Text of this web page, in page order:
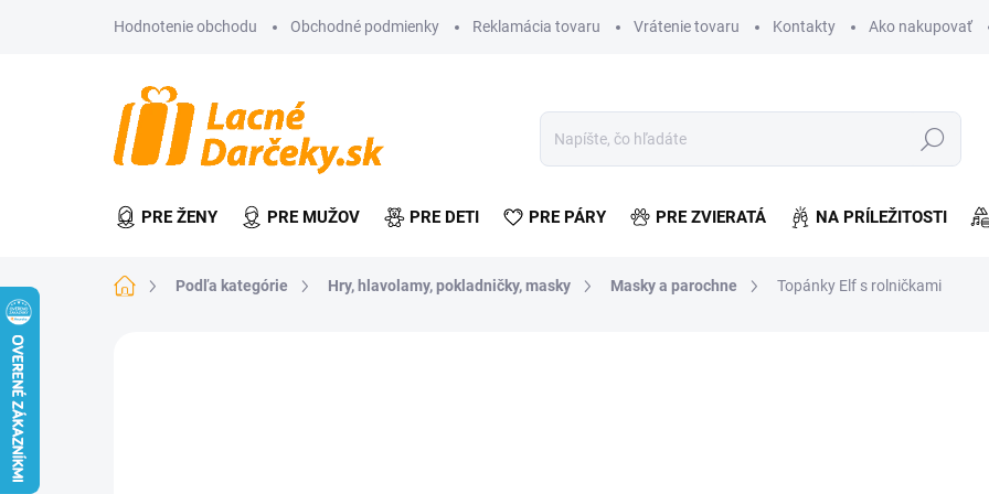
Hodnotenie obchodu Obchodné podmienky Reklamácia tovaru Vrátenie tovaru Kontakty Ako nakupovať
Hľadať
PRE ŽENY PRE MUŽOV PRE DETI PRE PÁRY PRE ZVIERATÁ NA PRÍLEŽITOSTI
DomovPodľa kategórie Hry, hlavolamy, pokladničky, masky Masky a parochne Topánky Elf s rolničkami